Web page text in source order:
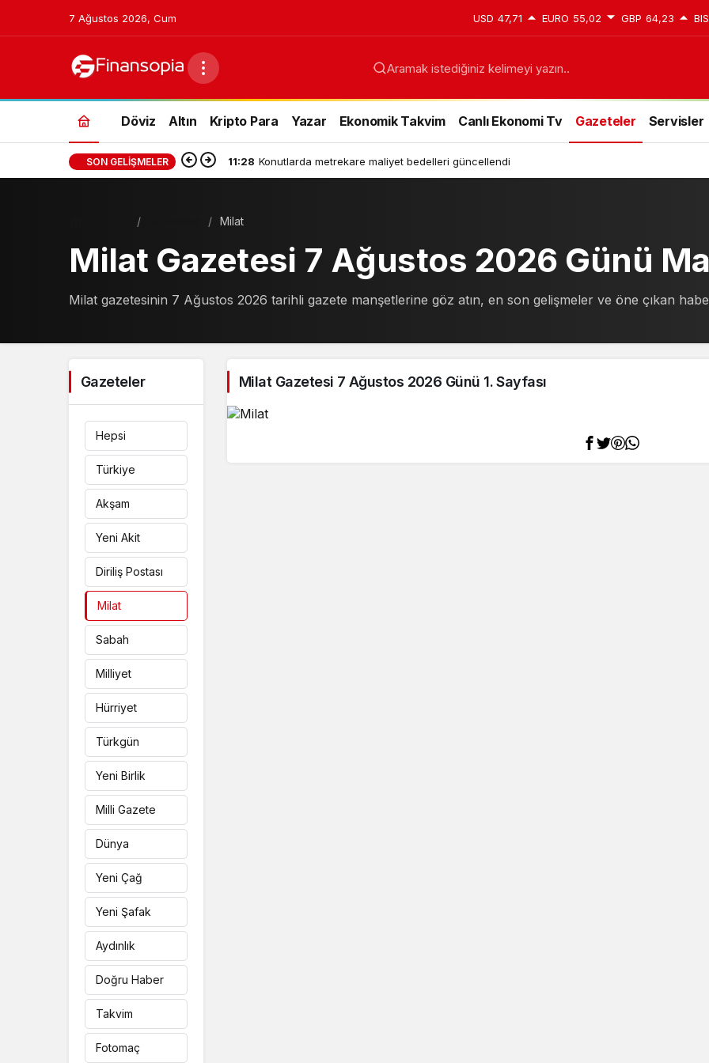
7 Ağustos 2026, Cum USD 47,71 EURO 55,02 GBP 64,23
Döviz Altın Kripto Para Yazar Ekonomik Takvim Canlı Ekonomi Tv Gazeteler Servisler
SON GELIŞMELER 11:28 Konutlarda metrekare maliyet bedelleri güncellendi
Milat
Milat Gazetesi 7 Ağustos 2026 Günü
Milat gazetesinin 7 Ağustos 2026 tarihli gazete manşetlerine göz atın, en son gelişmeler ve öne çıkan
Gazeteler
Hepsi
Türkiye
Akşam
Yeni Akit
Diriliş Postası
Milat
Sabah
Milliyet
Hürriyet
Türkgün
Yeni Birlik
Milli Gazete
Dünya
Yeni Çağ
Yeni Şafak
Aydınlık
Doğru Haber
Takvim
Fotomaç
Milat Gazetesi 7 Ağustos 2026 Günü 1. Sayfası